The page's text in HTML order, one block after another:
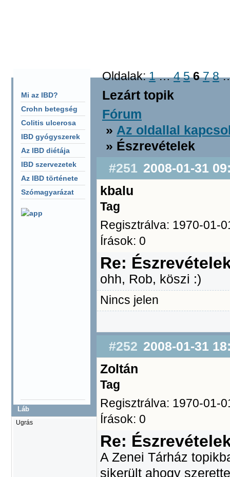
Oldalak:1…4 5 6 7 8
Lezárt topik
Fórum
» Az oldallal
» Észrevételek
#251 2008-01-31
kbalu
Tag
Regisztrálva: 1970-01-
Írások: 0
Re:
ohh, Rob, köszi :)
Nincs jelen
#252 2008-01-31
Zoltán
Tag
Regisztrálva: 1970-01-
Írások: 0
Re:
A Zenei Tárház
sikerült ahogy
Mi az IBD?
Crohn betegség
Colitis ulcerosa
IBD gyógyszerek
Az IBD diétája
IBD szervezetek
Az IBD története
Szómagyarázat
Láb
Ugrás